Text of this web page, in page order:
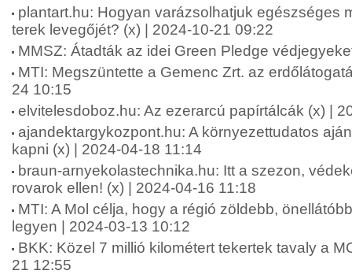
plantart.hu: Hogyan varázsolhatjuk egészséges
terek levegőjét? (x) | 2024-10-21 09:22
MMSZ: Átadták az idei Green Pledge
MTI: Megszüntette a Gemenc Zrt. az
24 10:15
elvitelesdoboz.hu: Az ezerarcú papírtálcák (x) |
ajandektargykozpont.hu: A környezettudatos
kapni (x) | 2024-04-18 11:14
braun-arnyekolastechnika.hu: Itt a szezon,
rovarok ellen! (x) | 2024-04-16 11:18
MTI: A Mol célja, hogy a régió zöldebb,
legyen | 2024-03-13 10:12
BKK: Közel 7 millió kilométert tekertek tavaly a
21 12:55